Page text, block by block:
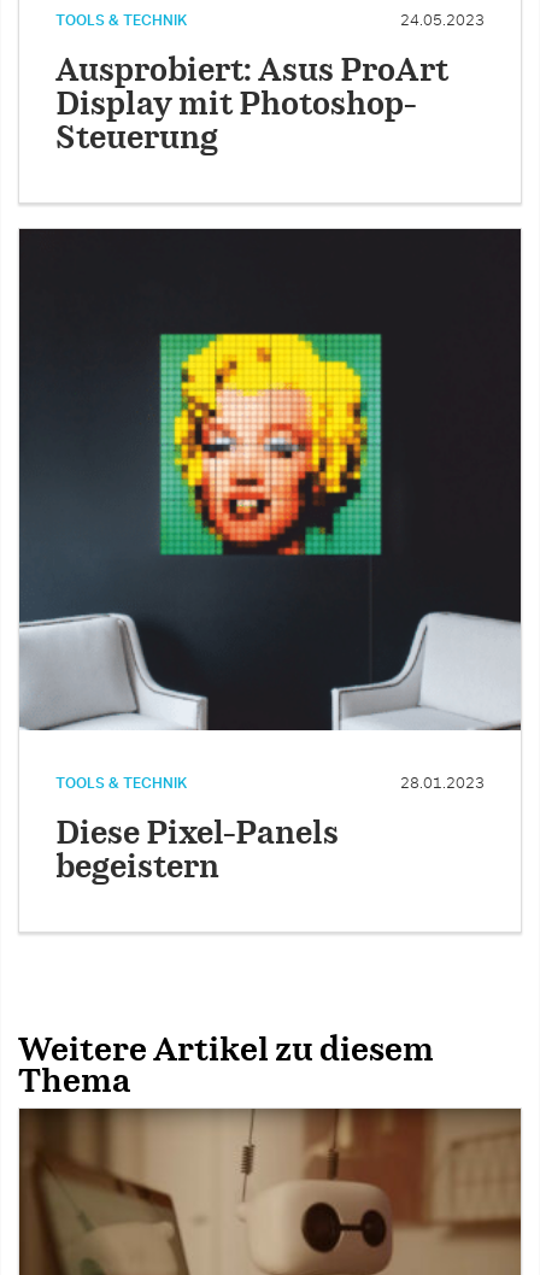
TOOLS & TECHNIK 24.05.2023
Ausprobiert: Asus ProArt
Display mit Photoshop-
Steuerung
TOOLS & TECHNIK 28.01.2023
Diese Pixel-Panels
begeistern
Weitere Artikel zu diesem
Thema